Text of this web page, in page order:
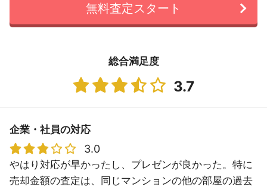
無料査定スタート
総合満足度
3.7
企業・社員の対応
3.0
やはり対応が早かったし、プレゼンが良かった。特に
売却金額の査定は、同じマンションの他の部屋の過去